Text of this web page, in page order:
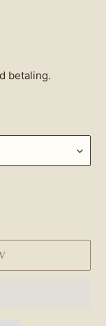
betaling.